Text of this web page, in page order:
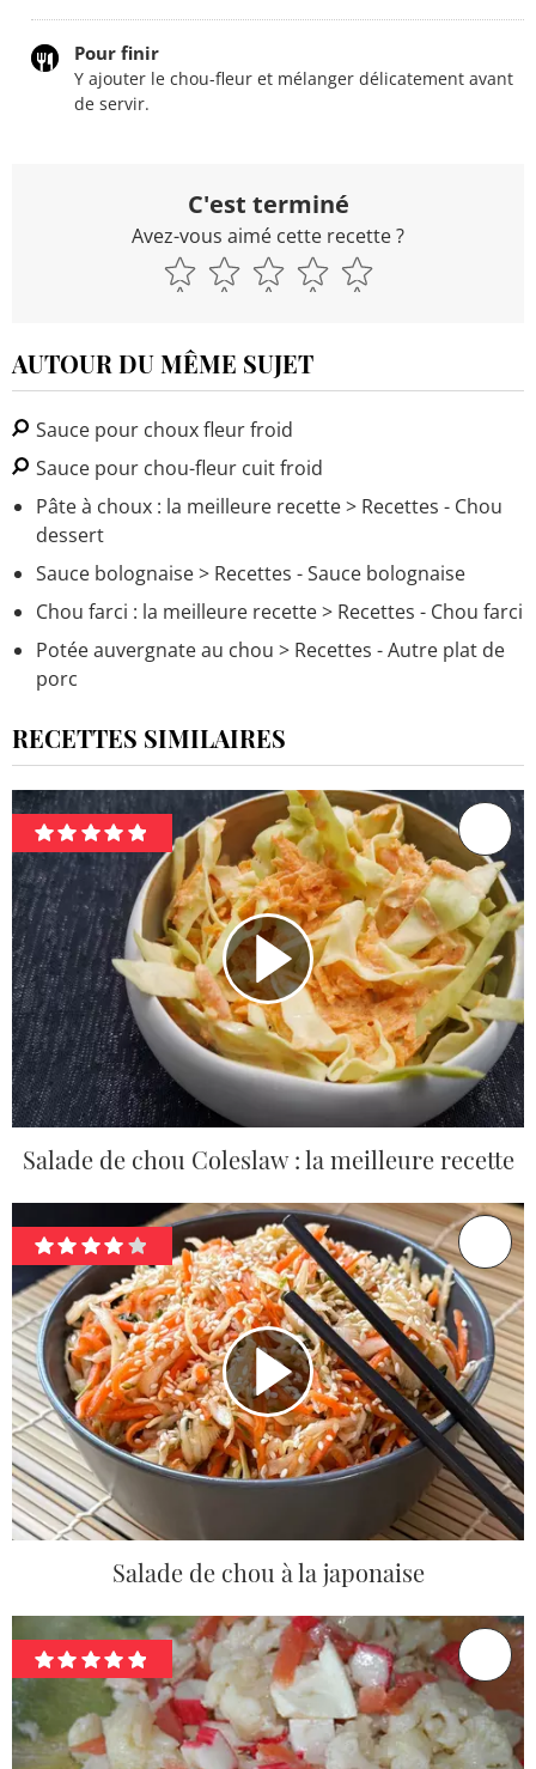
Pour finir
Y ajouter le chou-fleur et mélanger délicatement avant
de servir.
C'est terminé
Avez-vous aimé cette recette ?
AUTOUR DU MÊME SUJET
Sauce pour choux fleur froid
Sauce pour chou-fleur cuit froid
Pâte à choux : la meilleure recette> Recettes - Chou
dessert
Sauce bolognaise> Recettes - Sauce bolognaise
Chou farci : la meilleure recette> Recettes - Chou farci
Potée auvergnate au chou > Recettes - Autre plat de
porc
RECETTES SIMILAIRES
Salade de chou Coleslaw : la meilleure recette
Salade de chou à la japonaise